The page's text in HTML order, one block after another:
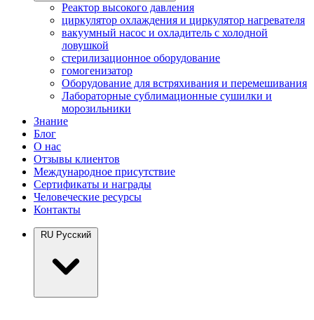
Реактор высокого давления
циркулятор охлаждения и циркулятор нагревателя
вакуумный насос и охладитель с холодной
ловушкой
стерилизационное оборудование
гомогенизатор
Оборудование для встряхивания и перемешивания
Лабораторные сублимационные сушилки и
морозильники
Знание
Блог
О нас
Отзывы клиентов
Международное присутствие
Сертификаты и награды
Человеческие ресурсы
Контакты
RU Русский